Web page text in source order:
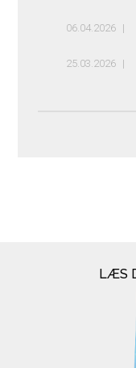
06.04.2026
25.03.2026
LÆS